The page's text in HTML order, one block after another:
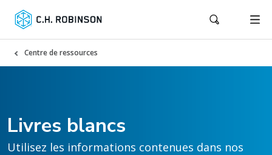
Centre de ressources
Livres blancs
Utilisez les informations contenues dans nos